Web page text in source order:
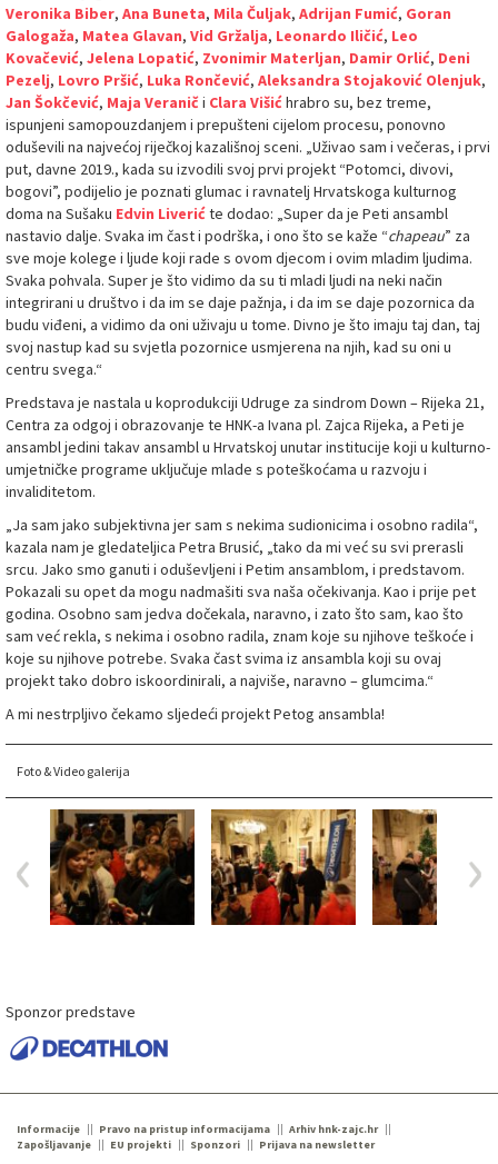
Veronika Biber, Ana Buneta, Mila Čuljak, Adrijan Fumić, Goran
Galogaža, Matea Glavan, Vid Gržalja, Leonardo Iličić, Leo
Kovačević, Jelena Lopatić, Zvonimir Materljan, Damir Orlić, Deni
Pezelj, Lovro Pršić, Luka Rončević, Aleksandra Stojaković Olenjuk,
Jan Šokčević, Maja Veraniči Clara Višićhrabro su, bez treme,
ispunjeni samopouzdanjem i prepušteni cijelom procesu, ponovno
oduševili na najvećoj riječkoj kazališnoj sceni. „Uživao sam i večeras, i prvi
put, davne 2019., kada su izvodili svoj prvi projekt “Potomci, divovi,
bogovi”, podijelio je poznati glumac i ravnatelj Hrvatskoga kulturnog
doma na Sušaku Edvin Liverićte dodao: „Super da je Peti ansambl
nastavio dalje. Svaka im čast i podrška, i ono što se kaže “chapeau” za
sve moje kolege i ljude koji rade s ovom djecom i ovim mladim ljudima.
Svaka pohvala. Super je što vidimo da su ti mladi ljudi na neki način
integrirani u društvo i da im se daje pažnja, i da im se daje pozornica da
budu viđeni, a vidimo da oni uživaju u tome. Divno je što imaju taj dan, taj
svoj nastup kad su svjetla pozornice usmjerena na njih, kad su oni u
centru svega.“
Predstava je nastala u koprodukciji Udruge za sindrom Down – Rijeka 21,
Centra za odgoj i obrazovanje te HNK-a Ivana pl. Zajca Rijeka, a Peti je
ansambl jedini takav ansambl u Hrvatskoj unutar institucije koji u kulturno-
umjetničke programe uključuje mlade s poteškoćama u razvoju i
invaliditetom.
„Ja sam jako subjektivna jer sam s nekima sudionicima i osobno radila“,
kazala nam je gledateljica Petra Brusić, „tako da mi već su svi prerasli
srcu. Jako smo ganuti i oduševljeni i Petim ansamblom, i predstavom.
Pokazali su opet da mogu nadmašiti sva naša očekivanja. Kao i prije pet
godina. Osobno sam jedva dočekala, naravno, i zato što sam, kao što
sam već rekla, s nekima i osobno radila, znam koje su njihove teškoće i
koje su njihove potrebe. Svaka čast svima iz ansambla koji su ovaj
projekt tako dobro iskoordinirali, a najviše, naravno – glumcima.“
A mi nestrpljivo čekamo sljedeći projekt Petog ansambla!
Foto & Video galerija
Sponzor predstave
Informacije Pravo na pristup informacijama
Arhiv hnk-zajc.hr
Zapošljavanje
EU projekti Sponzori Prijava na newsletter